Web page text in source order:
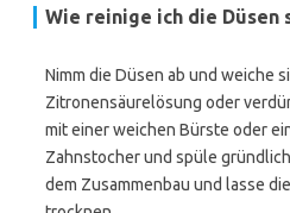
Wie reinige ich die Düsen
Nimm die Düsen ab und weiche
Zitronensäurelösung oder
mit einer weichen Bürste oder
Zahnstocher und spüle
dem Zusammenbau und lasse